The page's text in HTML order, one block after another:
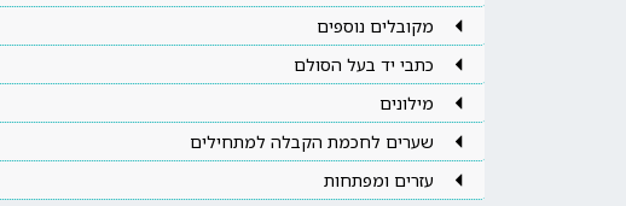
מקובלים נוספים
כתבי יד בעל הסולם
מילונים
שערים לחכמת הקבלה למתחילים
עזרים ומפתחות